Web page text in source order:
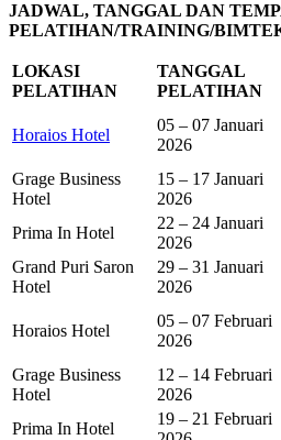
JADWAL, TANGGAL DAN
PELATIHAN/TRAINING/
LOKASI
PELATIHAN
TANGGAL
PELATIHAN
Horaios Hotel
05 – 07 Januari
2026
Grage Business
Hotel
15 – 17 Januari
2026
Prima In Hotel
22 – 24 Januari
2026
Grand Puri Saron
Hotel
29 – 31 Januari
2026
Horaios Hotel
05 – 07 Februari
2026
Grage Business
Hotel
12 – 14 Februari
2026
Prima In Hotel
19 – 21 Februari